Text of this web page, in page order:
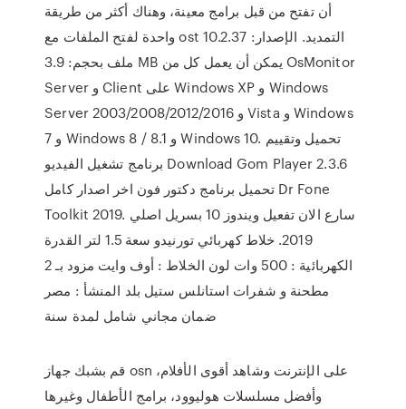
أن تفتح من قبل برامج معينة، وهناك أكثر من طريقة
واحدة لفتح الملفات مع ost التمديد. الإصدار: 10.2.37
ملف بحجم: 3.9 MB يمكن أن يعمل كل من OsMonitor
Server و Client على Windows XP و Windows
Server 2003/2008/2012/2016 و Vista و Windows
7 و Windows 8 / 8.1 و Windows 10. تحميل وتقييم
برنامج تشغيل الفيديو Download Gom Player 2.3.6
تحميل برنامج دكتور فون اخر اصدار كامل Dr Fone
Toolkit 2019. سارع الان تفعيل ويندوز 10 بسريل اصلي
2019. خلاط كهربائي تورنيدو سعة 1.5 لتر القدرة
الكهربائية : 500 وات لون الخلاط : أوف وايت مزود بـ 2
مطحنة و شفرات استانلس ستيل بلد المنشأ : مصر
ضمان مجاني شامل لمدة سنة
قم بشبك جهاز osn على الإنترنت وشاهد أقوى الأفلام،
وأفضل مسلسلات هوليوود، برامج الأطفال وغيرها